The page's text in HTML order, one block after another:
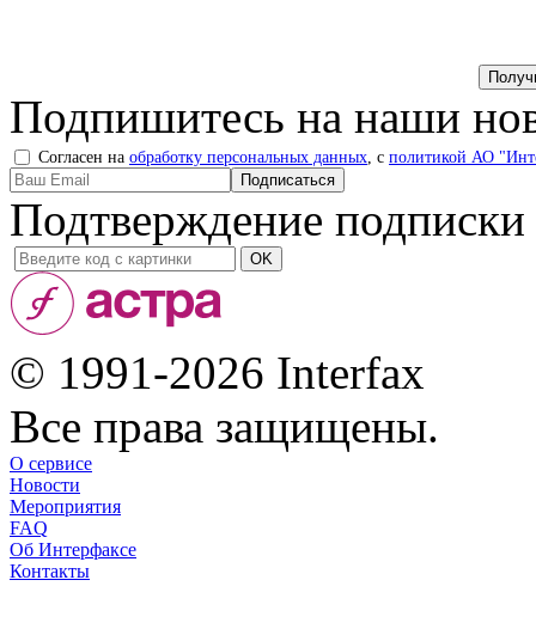
Подпишитесь на наши
Согласен на обработку персональных данных , с политикой АО
Подтверждение подписки
© 1991-2026 Interfax
Все права защищены.
О сервисе
Новости
Мероприятия
FAQ
Об Интерфаксе
Контакты